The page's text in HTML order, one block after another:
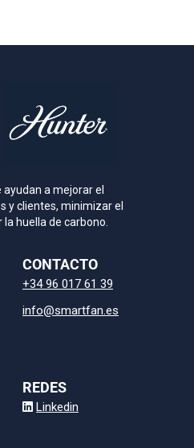
a mejorar el
y clientes, minimizar el
huella de carbono.
CONTACTO
+34 96 017 61 39
info@smartfan.es
REDES
Linkedin